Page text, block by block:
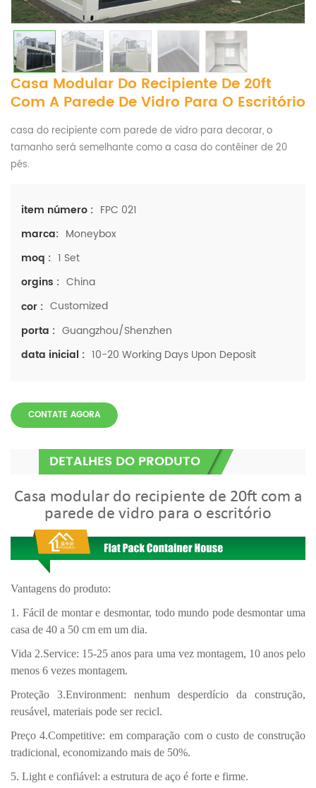
Casa Modular Do Recipiente De 20ft
Com A Parede De Vidro Para O Escritório
casa do recipiente com parede de vidro para decorar, o
tamanho será semelhante como a casa do contêiner de 20
pés.
item número : FPC 021
marca: Moneybox
moq : 1 Set
orgins : China
cor : Customized
porta : Guangzhou/Shenzhen
data inicial : 10-20 Working Days Upon Deposit
CONTATE AGORA
DETALHES DO PRODUTO
Casa modular do recipiente de 20ft com a
parede de vidro para o escritório
Vantagens do produto:
1. Fácil de montar e desmontar, todo mundo pode desmontar uma
casa de 40 a 50 cm em um dia.
Vida 2.Service: 15-25 anos para uma vez montagem, 10 anos pelo
menos 6 vezes montagem.
Proteção 3.Environment: nenhum desperdício da construção,
reusável, materiais pode ser recicl.
Preço 4.Competitive: em comparação com o custo de construção
tradicional, economizando mais de 50%.
5. Light e confiável: a estrutura de aço é forte e firme.